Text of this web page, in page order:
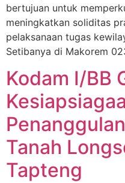
bertujuan untuk
meningkatkan soliditas
pelaksanaan tugas
Setibanya di Makorem
Kodam I/BB
Tanah
Tapteng